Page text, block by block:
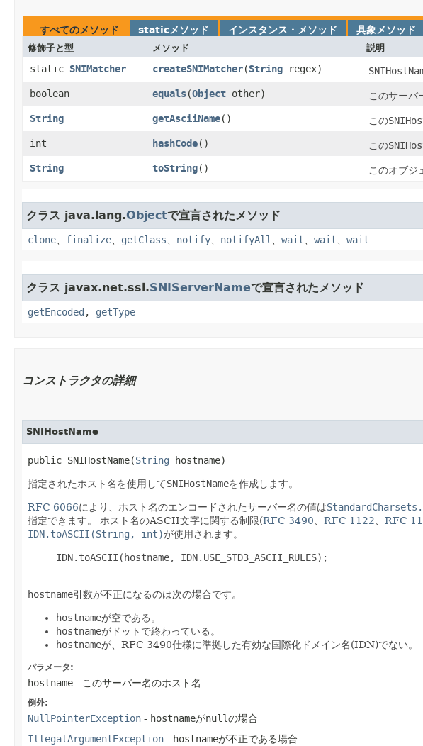
すべてのメソッド staticメソッド インスタンス・メソッド 具象メソッド
修飾子と型 メソッド 説明
static SNIMatcher createSNIMatcher​(String regex)
boolean equals​(Object other) このサーバ
String getAsciiName() この
int hashCode() この
String toString() このオブジ
クラス java.lang.Objectで宣言されたメソッド
clone、 finalize、 getClass、 notify、 notifyAll、 wait、 wait、 wait
クラス javax.net.ssl.SNIServerNameで宣言されたメソッド
getEncoded , getType
コンストラクタの詳細
SNIHostName
public SNIHostName​(String hostname)
指定されたホスト名を使用してSNIHostNameを作成します。
RFC 6066により、ホスト名のエンコードされたサーバー名の値は
指定できます。
ホスト名のASCII文字に関する制限(RFC 3490 RFC 1122 RFC
IDN.toASCII(String, int)が使用されます。
     IDN.toASCII(hostname, IDN.USE_STD3_ASCII_RULES);
hostname引数が不正になるのは次の場合です。
hostnameが空である。
hostnameがドットで終わっている。
hostnameが、RFC 3490仕様に準拠した有効な国際化ドメイン名(IDN)でない。
パラメータ:
hostname - このサーバー名のホスト名
例外:
NullPointerException - hostnameがnullの場合
IllegalArgumentException - hostnameが不正である場合